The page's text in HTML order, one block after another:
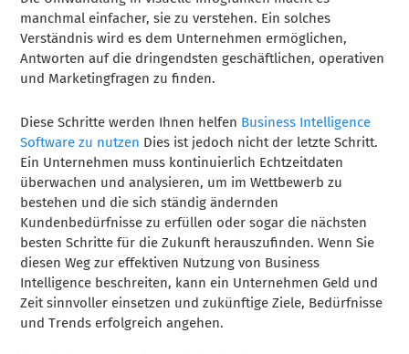
manchmal einfacher, sie zu verstehen. Ein solches
Verständnis wird es dem Unternehmen ermöglichen,
Antworten auf die dringendsten geschäftlichen, operativen
und Marketingfragen zu finden.
Diese Schritte werden Ihnen helfen Business Intelligence
Software zu nutzen Dies ist jedoch nicht der letzte Schritt.
Ein Unternehmen muss kontinuierlich Echtzeitdaten
überwachen und analysieren, um im Wettbewerb zu
bestehen und die sich ständig ändernden
Kundenbedürfnisse zu erfüllen oder sogar die nächsten
besten Schritte für die Zukunft herauszufinden. Wenn Sie
diesen Weg zur effektiven Nutzung von Business
Intelligence beschreiten, kann ein Unternehmen Geld und
Zeit sinnvoller einsetzen und zukünftige Ziele, Bedürfnisse
und Trends erfolgreich angehen.